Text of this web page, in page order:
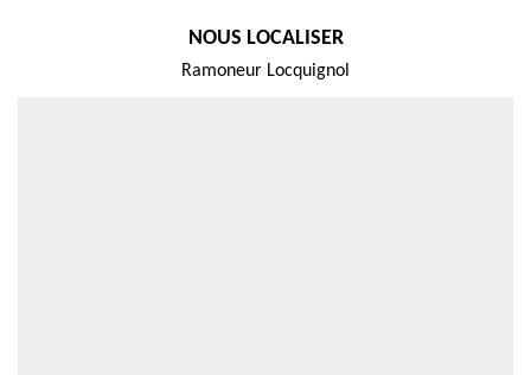
NOUS LOCALISER
Ramoneur Locquignol